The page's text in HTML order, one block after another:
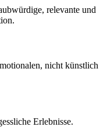
relevante und
nicht künstlich
Erlebnisse.